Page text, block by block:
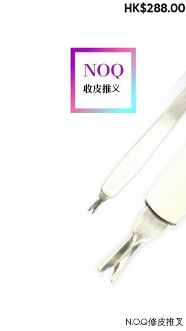
500
HK$288.00
N.O.Q修皮推叉